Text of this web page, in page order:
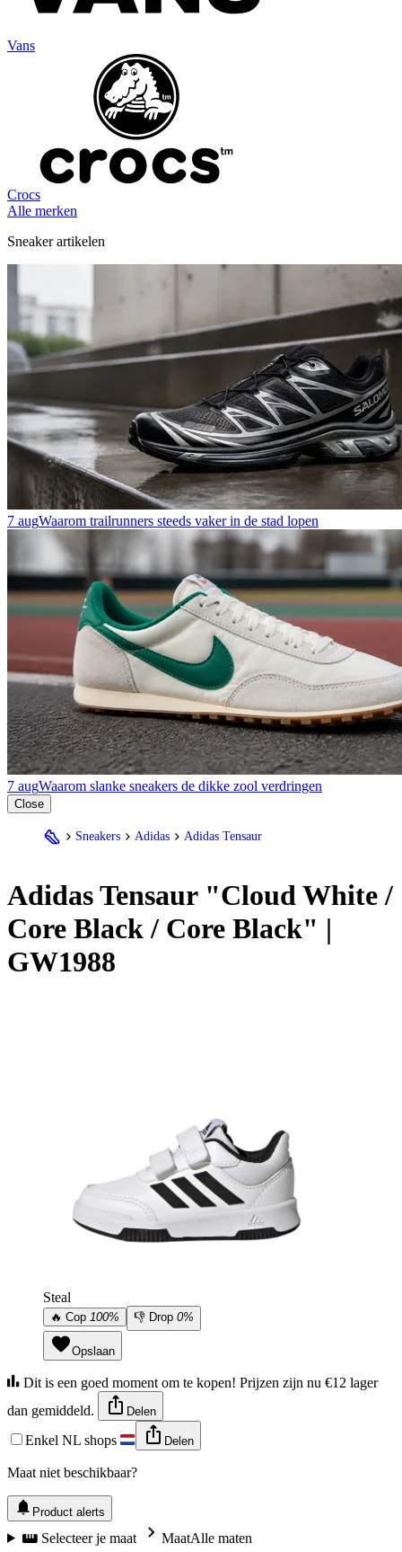
Vans
Crocs
Alle merken
Sneaker artikelen
7 augWaarom trailrunners steeds vaker in de stad lopen
7 augWaarom slanke sneakers de dikke zool verdringen
Close
Sneakers Adidas Adidas Tensaur
AdidasTensaur "Cloud White /
Core Black / Core Black" |
GW1988
Steal
🔥 Cop 100% 👎 Drop 0%
Opslaan
Dit is een goed moment om te kopen! Prijzen zijn nu €12 lager
dan gemiddeld.
Delen
Enkel NL shops Delen
Maat niet beschikbaar?
Product alerts
Selecteer je maat MaatAlle maten